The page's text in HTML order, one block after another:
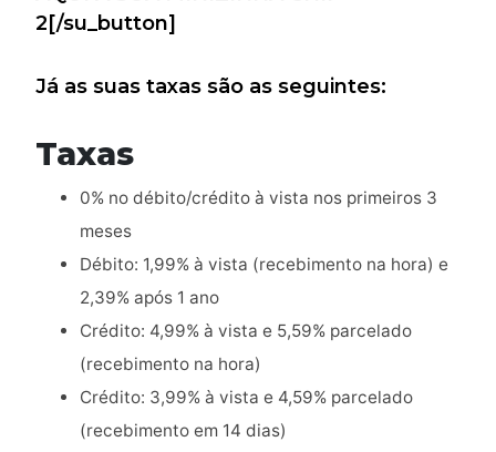
2[/su_button]
Já as suas taxas são as seguintes:
Taxas
0% no débito/crédito à vista nos primeiros 3
meses
Débito: 1,99% à vista (recebimento na hora) e
2,39% após 1 ano
Crédito: 4,99% à vista e 5,59% parcelado
(recebimento na hora)
Crédito: 3,99% à vista e 4,59% parcelado
(recebimento em 14 dias)